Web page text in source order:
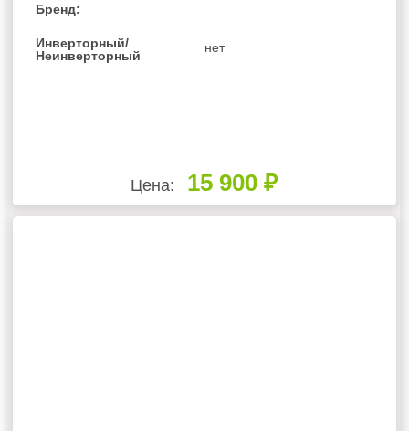
Бренд:
Инверторный/
Неинверторный
нет
Цена: 15 900 ₽